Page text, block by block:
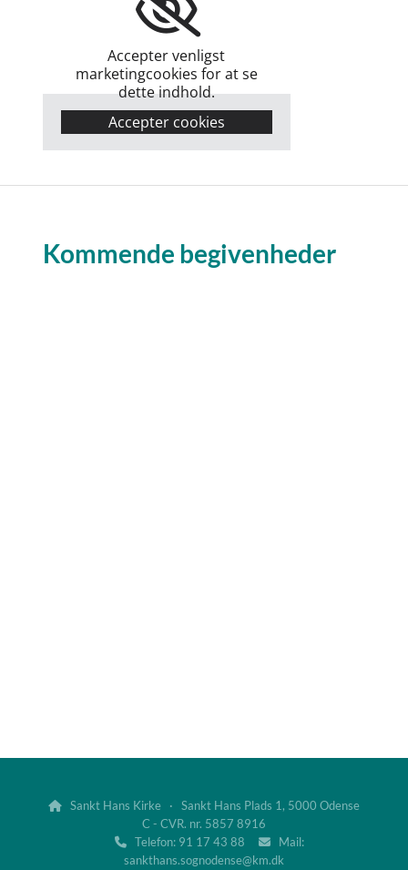
Accepter venligst
marketingcookies for at se
dette indhold.
Accepter cookies
Kommende begivenheder

Sankt Hans Kirke · Sankt Hans Plads 1, 5000 Odense
C - CVR. nr. 5857 8916
 Telefon: 91 17 43 88 
Mail:
sankthans.sognodense@km.dk